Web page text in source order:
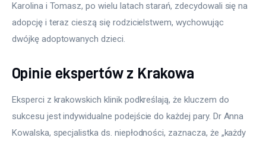
Karolina i Tomasz, po wielu latach starań, zdecydowali się na
adopcję i teraz cieszą się rodzicielstwem, wychowując
dwójkę adoptowanych dzieci.
Opinie ekspertów z Krakowa
Eksperci z krakowskich klinik podkreślają, że kluczem do
sukcesu jest indywidualne podejście do każdej pary. Dr Anna
Kowalska, specjalistka ds. niepłodności, zaznacza, że „każdy